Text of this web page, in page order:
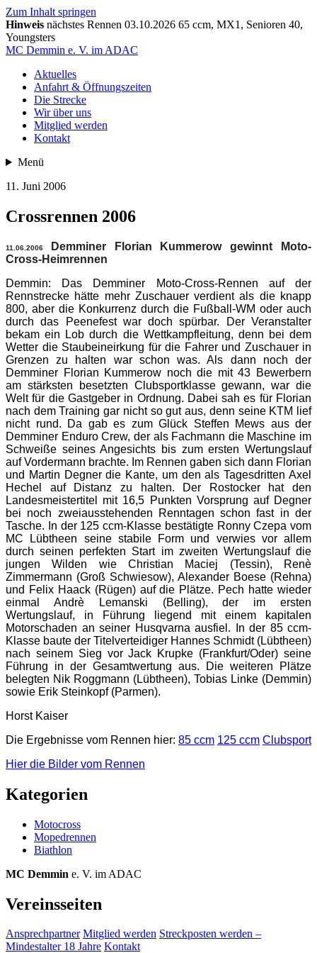
Zum Inhalt springen
Hinweis nächstes Rennen 03.10.2026 65 ccm, MX1, Senioren 40,
Youngsters
MC Demmin e. V. im ADAC
Aktuelles
Anfahrt & Öffnungszeiten
Die Strecke
Wir über uns
Mitglied werden
Kontakt
Menü
11. Juni 2006
Crossrennen 2006
11.06.2006
Demminer Florian Kummerow gewinnt Moto-
Cross-Heimrennen
Demmin: Das Demminer Moto-Cross-Rennen auf der
Rennstrecke hätte mehr Zuschauer verdient als die knapp
800, aber die Konkurrenz durch die Fußball-WM oder auch
durch das Peenefest war doch spürbar. Der Veranstalter
bekam ein Lob durch die Wettkampfleitung, denn bei dem
Wetter die Staubeineirkung für die Fahrer und Zuschauer in
Grenzen zu halten war schon was. Als dann noch der
Demminer Florian Kummerow noch die mit 43 Bewerbern
am stärksten besetzten Clubsportklasse gewann, war die
Welt für die Gastgeber in Ordnung. Dabei sah es für Florian
nach dem Training gar nicht so gut aus, denn seine KTM lief
nicht rund. Da gab es zum Glück Steffen Mews aus der
Demminer Enduro Crew, der als Fachmann die Maschine im
Schweiße seines Angesichts bis zum ersten Wertungslauf
auf Vordermann brachte. Im Rennen gaben sich dann Florian
und Martin Degner die Kante, um den als Tagesdritten Axel
Hechel auf Distanz zu halten. Der Rostocker hat den
Landesmeistertitel mit 16,5 Punkten Vorsprung auf Degner
bei noch zweiausstehenden Renntagen schon fast in der
Tasche. In der 125 ccm-Klasse bestätigte Ronny Czepa vom
MC Lübtheen seine stabile Form und verwies vor allem
durch seinen perfekten Start im zweiten Wertungslauf die
jungen Wilden wie Christian Maciej (Tessin), Renè
Zimmermann (Groß Schwiesow), Alexander Boese (Rehna)
und Felix Haack (Rügen) auf die Plätze. Pech hatte wieder
einmal Andrè Lemanski (Belling), der im ersten
Wertungslauf, in Führung liegend mit einem kapitalen
Motorschaden an seiner Husqvarna ausfiel. In der 85 ccm-
Klasse baute der Titelverteidiger Hannes Schmidt (Lübtheen)
nach seinem Sieg vor Jack Krupke (Frankfurt/Oder) seine
Führung in der Gesamtwertung aus. Die weiteren Plätze
belegten Nik Roggmann (Lübtheen), Tobias Linke (Demmin)
sowie Erik Steinkopf (Parmen).
Horst Kaiser
Die Ergebnisse vom Rennen hier: 85 ccm 125 ccm Clubsport
Hier die Bilder vom Rennen
Kategorien
Motocross
Mopedrennen
Biathlon
MC Demmin e. V. im ADAC
Vereinsseiten
Ansprechpartner Mitglied werden Streckposten werden –
Mindestalter 18 Jahre Kontakt